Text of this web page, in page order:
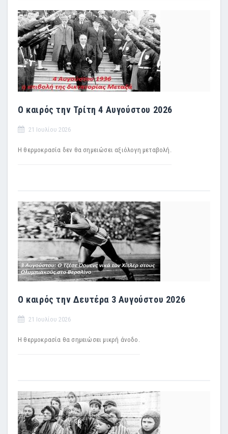
Ο καιρός την Τρίτη 4 Αυγούστου 2026
21 Ιουλίου 2026
Η θερμοκρασία δεν θα σημειώσει αξιόλογη μεταβολή.
Ο καιρός την Δευτέρα 3 Αυγούστου 2026
21 Ιουλίου 2026
Η θερμοκρασία θα σημειώσει μικρή άνοδο.